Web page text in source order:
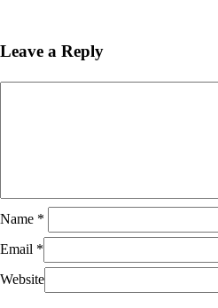
Leave a Reply
Name *
Email *
Website